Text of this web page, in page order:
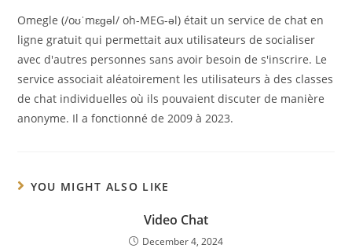
Omegle (/oʊˈmɛɡəl/ oh-MEG-əl) était un service de chat en
ligne gratuit qui permettait aux utilisateurs de socialiser
avec d'autres personnes sans avoir besoin de s'inscrire. Le
service associait aléatoirement les utilisateurs à des classes
de chat individuelles où ils pouvaient discuter de manière
anonyme. Il a fonctionné de 2009 à 2023.
YOU MIGHT ALSO LIKE
Video Chat
December 4, 2024